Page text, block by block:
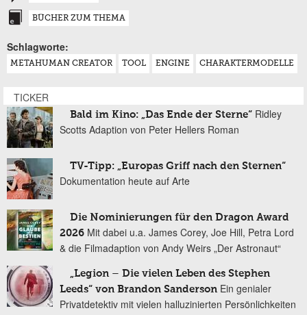
BÜCHER ZUM THEMA
Schlagworte:
METAHUMAN CREATOR TOOL ENGINE CHARAKTERMODELLE
TICKER
Bald im Kino: „Das Ende der Sterne“ Ridley
Scotts Adaption von Peter Hellers Roman
TV-Tipp: „Europas Griff nach den Sternen“
Dokumentation heute auf Arte
Die Nominierungen für den Dragon Award
2026 Mit dabei u.a. James Corey, Joe Hill, Petra Lord
& die Filmadaption von Andy Weirs „Der Astronaut“
„Legion – Die vielen Leben des Stephen
Leeds“ von Brandon Sanderson Ein genialer
Privatdetektiv mit vielen halluzinierten Persönlichkeiten